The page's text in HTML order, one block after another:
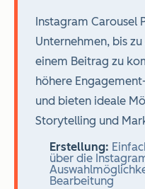
Instagram Carousel
Unternehmen, bis
einem Beitrag zu
höhere
und bieten ideale
Storytelling und
Erstellung:
über die
Bearbeitung